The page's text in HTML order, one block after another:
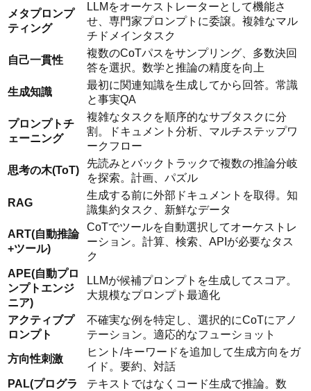
メタプロンプ
ティング
LLMをオーケストレーターとして機能さ
せ、専門家プロンプトに委譲。複雑なマル
チドメインタスク
自己一貫性
複数のCoTパスをサンプリング、多数決回
答を選択。数学と推論の精度を向上
生成知識
最初に関連知識を生成してから回答。常識
と事実QA
プロンプトチ
ェーニング
複雑なタスクを順序的なサブタスクに分
割。ドキュメント分析、マルチステップワ
ークフロー
思考の木(ToT)
先読みとバックトラックで複数の推論分岐
を探索。計画、パズル
RAG
生成する前に外部ドキュメントを取得。知
識集約タスク、新鮮なデータ
ART(自動推論
+ツール)
CoTでツールを自動選択してオーケストレ
ーション。計算、検索、APIが必要なタス
ク
APE(自動プロ
ンプトエンジ
ニア)
LLMが候補プロンプトを生成してスコア。
大規模なプロンプト最適化
アクティブプ
ロンプト
不確実な例を特定し、選択的にCoTにアノ
テーション。適応的なフューショット
方向性刺激
ヒント/キーワードを追加して生成方向をガ
イド。要約、対話
PAL(プログラ
テキストではなくコード生成で推論。数